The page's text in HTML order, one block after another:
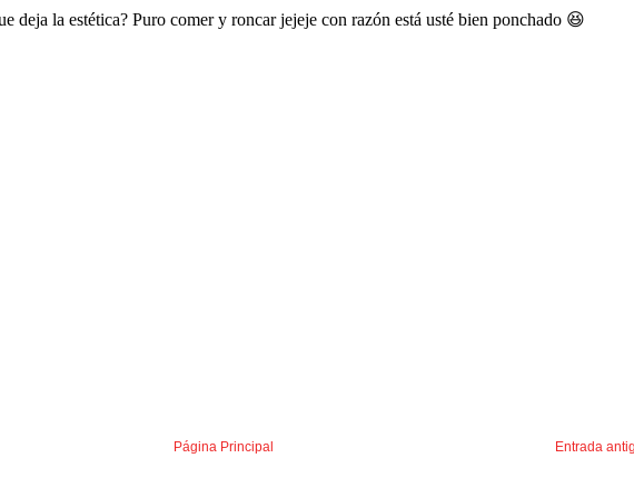
Entrada
Página Principal